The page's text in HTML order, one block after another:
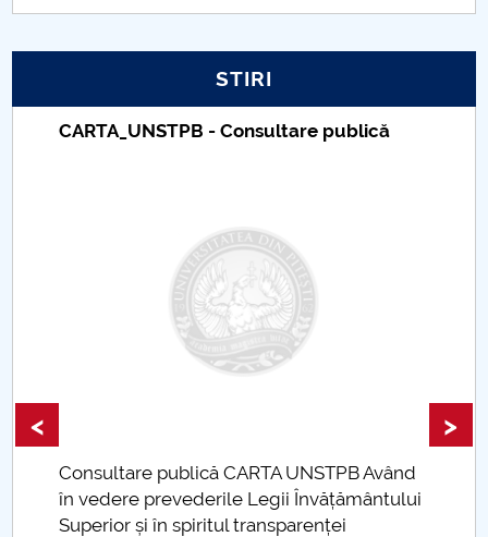
Protecția datelor personale
UNIVERSITATE pentru comunitate
IOSUD/CSUD-Doctorate
Accesibilitate pentru studenții cu dizabilități
Raportul Conducerii Centrului Universitar Pitești
privind implementarea Planului Operațional 2020-
Parteneri CUP
Centrul de Consiliere și Orientare în Carieră
STIRI
CARTA_UNSTPB - Consultare publică
Consultare publică CARTA UNSTPB Având
în vedere prevederile Legii Învățământului
Superior și în spiritul transparenței
< >